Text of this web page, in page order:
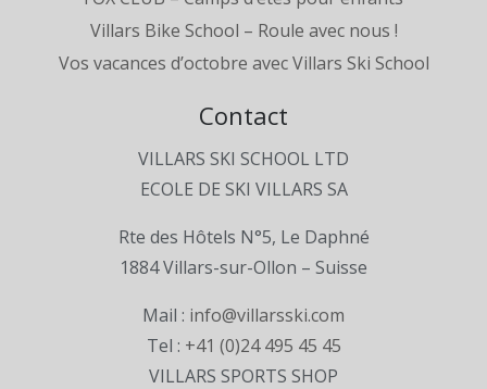
Villars Bike School – Roule avec nous !
Vos vacances d’octobre avec Villars Ski School
Contact
VILLARS SKI SCHOOL LTD
ECOLE DE SKI VILLARS SA
Rte des Hôtels N°5, Le Daphné
1884 Villars-sur-Ollon – Suisse
Mail : info@villarsski.com
Tel : +41 (0)24 495 45 45
VILLARS SPORTS SHOP